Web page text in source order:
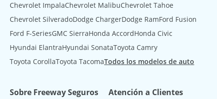
Chevrolet ImpalaChevrolet MalibuChevrolet Tahoe
Chevrolet SilveradoDodge ChargerDodge RamFord Fusion
Ford F-SeriesGMC SierraHonda AccordHonda Civic
Hyundai ElantraHyundai SonataToyota Camry
Toyota CorollaToyota TacomaTodos los modelos de auto
Sobre Freeway Seguros Atención a Clientes